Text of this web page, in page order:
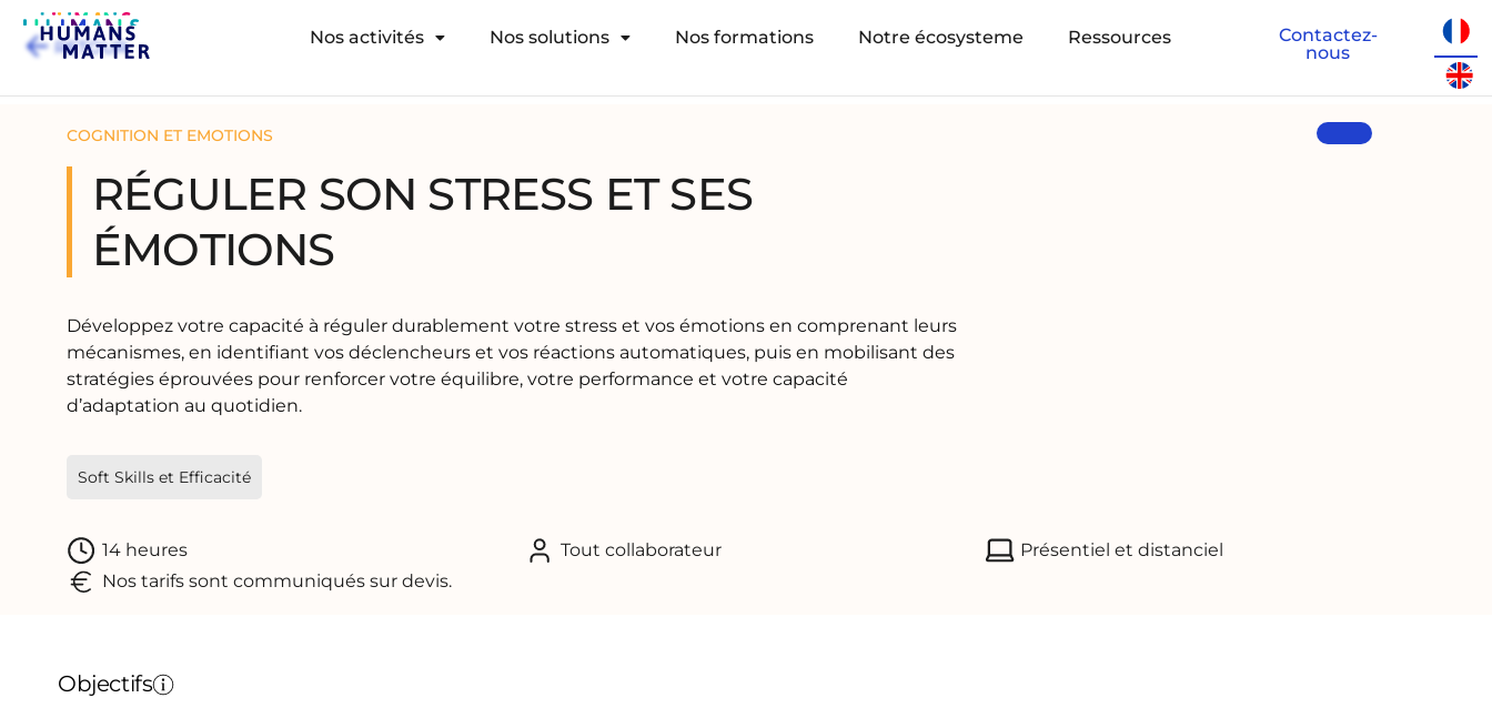
Nos activités Nos solutions Nos formations Notre écosysteme Ressources
Contactez-
nous
RETOUR
COGNITION ET EMOTIONS
RÉGULER SON STRESS ET SES
ÉMOTIONS
Développez votre capacité à réguler durablement votre stress et vos émotions en comprenant leurs
mécanismes, en identifiant vos déclencheurs et vos réactions automatiques, puis en mobilisant des
stratégies éprouvées pour renforcer votre équilibre, votre performance et votre capacité
d’adaptation au quotidien.
Soft Skills et Efficacité
14 heures Tout collaborateur
Présentiel et distanciel
Nos tarifs sont communiqués sur devis.
Objectifs